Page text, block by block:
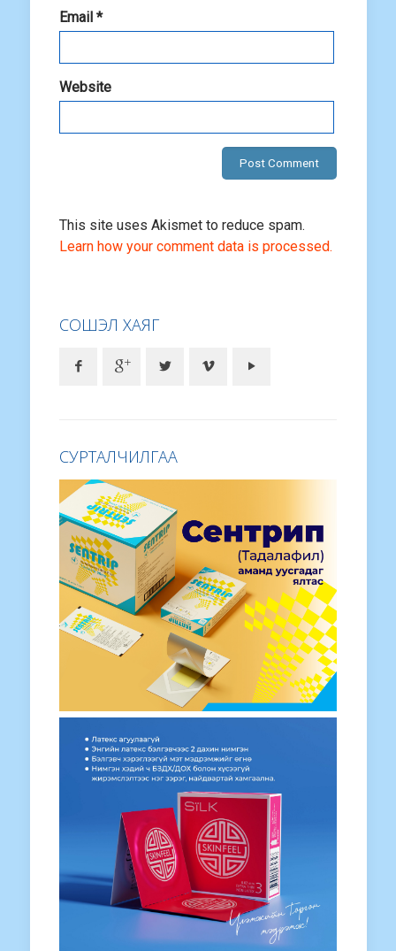
Email *
Website
This site uses Akismet to reduce spam.
Learn how your comment data is processed.
СОШЭЛ ХАЯГ
СУРТАЛЧИЛГАА